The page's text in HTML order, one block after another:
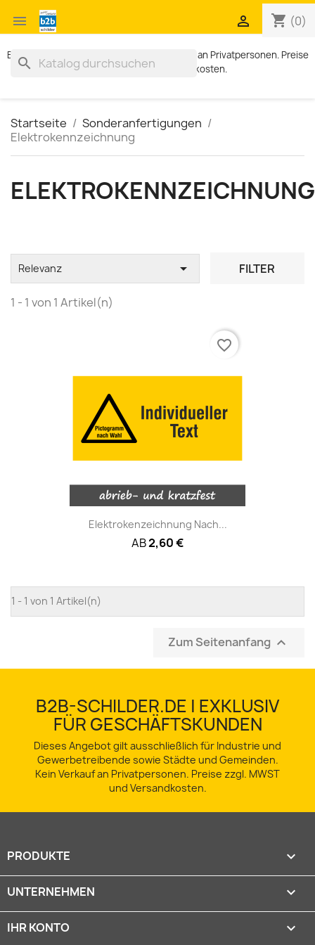
 shopping_cart (0)

Exklusiv für Geschäftskunden. Kein Verkauf an Privatpersonen. Preise
zzgl. MWST und Versandkosten.
search
Startseite
Sonderanfertigungen
Elektrokennzeichnung
ELEKTROKENNZEICHNUNG
Relevanz  FILTER
1 - 1 von 1 Artikel(n)
Elektrokenzeichnung Nach...
AB2,60 €
favorite_border
1 - 1 von 1 Artikel(n)
Zum Seitenanfang 
B2B-SCHILDER.DE | EXKLUSIV
FÜR GESCHÄFTSKUNDEN
Dieses Angebot gilt ausschließlich für Industrie und
Gewerbetreibende sowie Städte und Gemeinden.
Kein Verkauf an Privatpersonen. Preise zzgl. MWST
und Versandkosten.
PRODUKTE 
UNTERNEHMEN 
IHR KONTO 